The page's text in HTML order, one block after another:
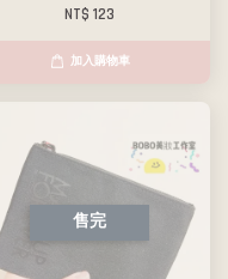
NT$ 123
加入購物車
售完